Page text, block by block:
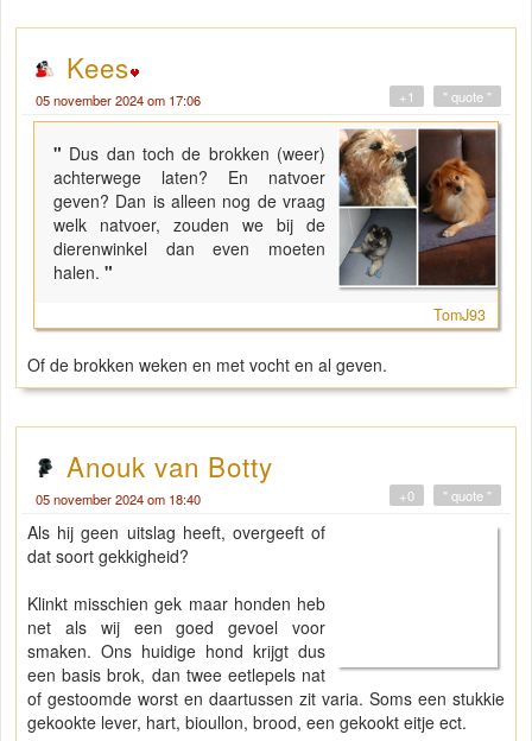
Kees
05 november 2024 om 17:06 " quote "
+1
" Dus dan toch de brokken (weer)
achterwege laten? En natvoer
geven? Dan is alleen nog de vraag
welk natvoer, zouden we bij de
dierenwinkel dan even moeten
halen. "
TomJ93
Of de brokken weken en met vocht en al geven.
Anouk van Botty
05 november 2024 om 18:40 " quote "
+0
Als hij geen uitslag heeft, overgeeft of
dat soort gekkigheid?
Klinkt misschien gek maar honden heb
net als wij een goed gevoel voor
smaken. Ons huidige hond krijgt dus
een basis brok, dan twee eetlepels nat
of gestoomde worst en daartussen zit varia. Soms een stukkie
gekookte lever, hart, bioullon, brood, een gekookt eitje ect.